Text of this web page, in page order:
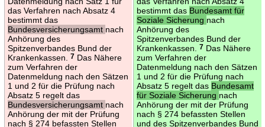
das Verfahren nach Absatz 4
bestimmt das
Bundesversicherungsamt nach
Anhörung des
Spitzenverbandes Bund der
Krankenkassen.
7Das Nähere
zum Verfahren der
Datenmeldung nach den Sätzen
1 und 2 für die Prüfung nach
Absatz 5 regelt das
Bundesversicherungsamt nach
Anhörung der mit der Prüfung
nach § 274 befassten Stellen
bestimmt das Bundesamt für
Soziale Sicherung nach
Anhörung des
Spitzenverbandes Bund der
Krankenkassen.
7Das Nähere
zum Verfahren der
Datenmeldung nach den Sätzen
1 und 2 für die Prüfung nach
Absatz 5 regelt das Bundesamt
für Soziale Sicherung nach
Anhörung der mit der Prüfung
nach § 274 befassten Stellen
und des Spitzenverbandes Bund